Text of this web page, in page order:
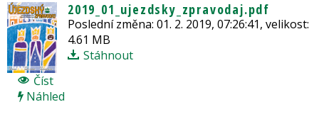
2019_01_ujezdsky_zpravodaj.pdf
Poslední změna: 01. 2. 2019, 07:26:41, velikost:
4.61 MB
Stáhnout
Číst
Náhled